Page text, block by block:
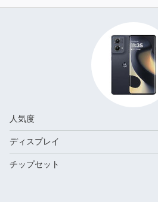
人気度
ディスプレイ
チップセット